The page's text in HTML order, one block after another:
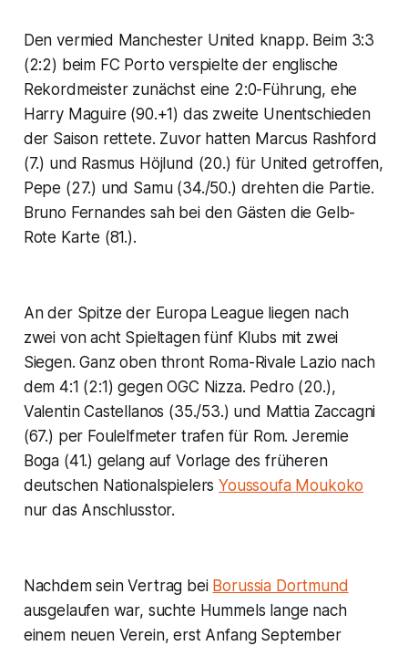
Den vermied Manchester United knapp. Beim 3:3
(2:2) beim FC Porto verspielte der englische
Rekordmeister zunächst eine 2:0-Führung, ehe
Harry Maguire (90.+1) das zweite Unentschieden
der Saison rettete. Zuvor hatten Marcus Rashford
(7.) und Rasmus Höjlund (20.) für United getroffen,
Pepe (27.) und Samu (34./50.) drehten die Partie.
Bruno Fernandes sah bei den Gästen die Gelb-
Rote Karte (81.).
An der Spitze der Europa League liegen nach
zwei von acht Spieltagen fünf Klubs mit zwei
Siegen. Ganz oben thront Roma-Rivale Lazio nach
dem 4:1 (2:1) gegen OGC Nizza. Pedro (20.),
Valentin Castellanos (35./53.) und Mattia Zaccagni
(67.) per Foulelfmeter trafen für Rom. Jeremie
Boga (41.) gelang auf Vorlage des früheren
deutschen NationalspielersYoussoufa Moukoko
nur das Anschlusstor.
Nachdem sein Vertrag bei Borussia Dortmund
ausgelaufen war, suchte Hummels lange nach
einem neuen Verein, erst Anfang September